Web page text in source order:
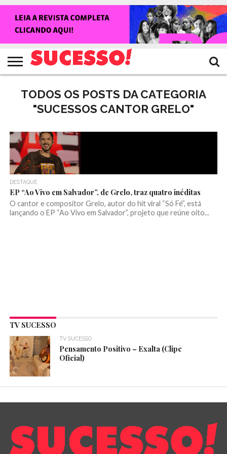
NOTÍCIAS
SHOWS
ENTREVISTAS
CLIQUES
RANKING
CROWLEY
TV
SUCESSO!
REVISTA
SUCESSO!
TODOS OS POSTS DA CATEGORIA
"SUCESSOS CANTOR GRELO"
DESTAQUE
EP “Ao Vivo em Salvador”, de Grelo, traz quatro inéditas
O cantor e compositor Grelo, autor do hit viral “Só Fé”, está
lançando o EP “Ao Vivo em Salvador”, projeto que reúne oito...
TV SUCESSO
TV SUCESSO
Pensamento Positivo – Exalta (Clipe
Oficial)